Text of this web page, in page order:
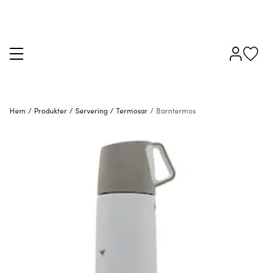
Hem / Produkter / Servering / Termosar / Barntermos